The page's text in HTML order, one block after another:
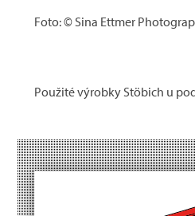
Foto: © Sina Ettmer
Použité výrobky Stöbich u